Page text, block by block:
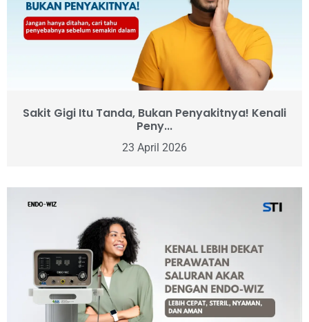
Sakit Gigi Itu Tanda, Bukan Penyakitnya! Kenali
Peny...
23 April 2026